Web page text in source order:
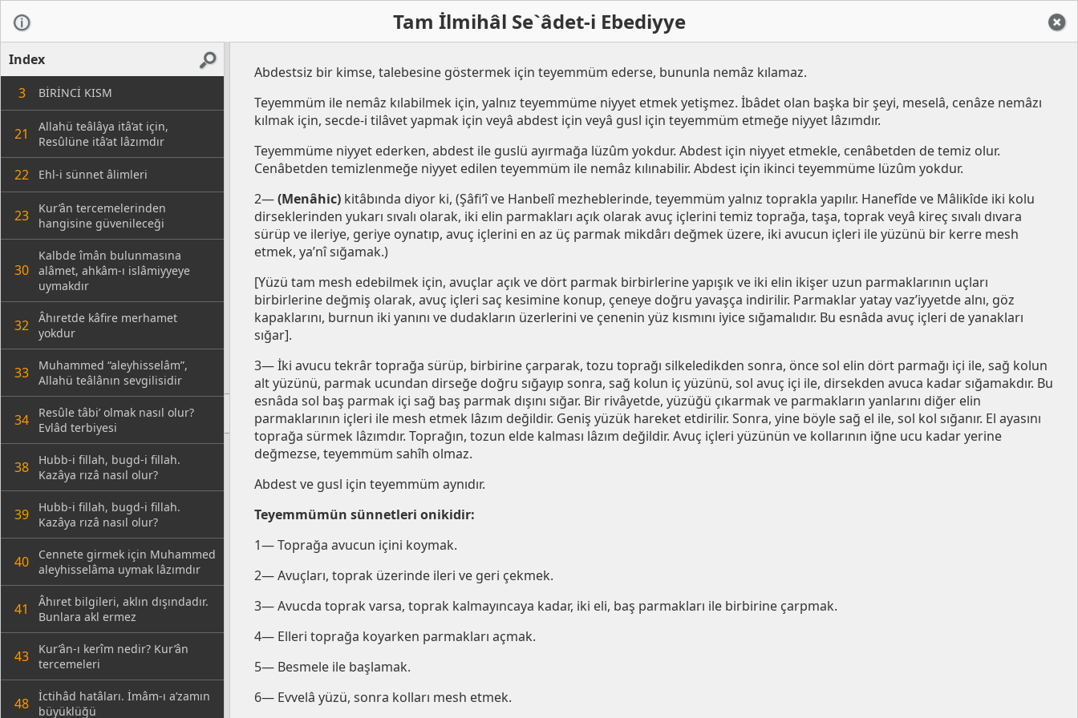
Tam İlmihâl Se`âdet-i Ebediyye
Index
3
BİRİNCİ KISM
21
Allahü teâlâya itâ’at için,
Resûlüne itâ’at lâzımdır
22 Ehl-i sünnet âlimleri
23
Kur’ân tercemelerinden
hangisine güvenileceği
30
Kalbde îmân bulunmasına
alâmet, ahkâm-ı islâmiyyeye
uymakdır
32
Âhıretde kâfire merhamet
yokdur
33
Muhammed “aleyhisselâm”,
Allahü teâlânın sevgilisidir
34
Resûle tâbi’ olmak nasıl olur?
Evlâd terbiyesi
38
Hubb-i fillah, bugd-i fillah.
Kazâya rızâ nasıl olur?
39
Hubb-i fillah, bugd-i fillah.
Kazâya rızâ nasıl olur?
40
Cennete girmek için Muhammed
aleyhisselâma uymak lâzımdır
41
Âhıret bilgileri, aklın dışındadır.
Bunlara akl ermez
43
Kur’ân-ı kerîm nedir? Kur’ân
tercemeleri
48
İctihâd hatâları. İmâm-ı a’zamın
büyüklüğü
Abdestsiz bir kimse, talebesine göstermek için teyemmüm ederse, bununla nemâz kılamaz.
Teyemmüm ile nemâz kılabilmek için, yalnız teyemmüme niyyet etmek yetişmez. İbâdet olan başka bir şeyi, meselâ, cenâze nemâzı
kılmak için, secde-i tilâvet yapmak için veyâ abdest için veyâ gusl için teyemmüm etmeğe niyyet lâzımdır.
Teyemmüme niyyet ederken, abdest ile guslü ayırmağa lüzûm yokdur. Abdest için niyyet etmekle, cenâbetden de temiz olur.
Cenâbetden temizlenmeğe niyyet edilen teyemmüm ile nemâz kılınabilir. Abdest için ikinci teyemmüme lüzûm yokdur.
2—(Menâhic) kitâbında diyor ki, (Şâfi’î ve Hanbelî mezheblerinde, teyemmüm yalnız toprakla yapılır. Hanefîde ve Mâlikîde iki kolu
dirseklerinden yukarı sıvalı olarak, iki elin parmakları açık olarak avuç içlerini temiz toprağa, taşa, toprak veyâ kireç sıvalı dıvara
sürüp ve ileriye, geriye oynatıp, avuç içlerini en az üç parmak mikdârı değmek üzere, iki avucun içleri ile yüzünü bir kerre mesh
etmek, ya’nî sığamak.)
[Yüzü tam mesh edebilmek için, avuçlar açık ve dört parmak birbirlerine yapışık ve iki elin ikişer uzun parmaklarının uçları
birbirlerine değmiş olarak, avuç içleri saç kesimine konup, çeneye doğru yavaşça indirilir. Parmaklar yatay vaz’iyyetde alnı, göz
kapaklarını, burnun iki yanını ve dudakların üzerlerini ve çenenin yüz kısmını iyice sığamalıdır. Bu esnâda avuç içleri de yanakları
sığar].
3— İki avucu tekrâr toprağa sürüp, birbirine çarparak, tozu toprağı silkeledikden sonra, önce sol elin dört parmağı içi ile, sağ kolun
alt yüzünü, parmak ucundan dirseğe doğru sığayıp sonra, sağ kolun iç yüzünü, sol avuç içi ile, dirsekden avuca kadar sığamakdır. Bu
esnâda sol baş parmak içi sağ baş parmak dışını sığar. Bir rivâyetde, yüzüğü çıkarmak ve parmakların yanlarını diğer elin
parmaklarının içleri ile mesh etmek lâzım değildir. Geniş yüzük hareket etdirilir. Sonra, yine böyle sağ el ile, sol kol sığanır. El ayasını
toprağa sürmek lâzımdır. Toprağın, tozun elde kalması lâzım değildir. Avuç içleri yüzünün ve kollarının iğne ucu kadar yerine
değmezse, teyemmüm sahîh olmaz.
Abdest ve gusl için teyemmüm aynıdır.
Teyemmümün sünnetleri onikidir:
1— Toprağa avucun içini koymak.
2— Avuçları, toprak üzerinde ileri ve geri çekmek.
3— Avucda toprak varsa, toprak kalmayıncaya kadar, iki eli, baş parmakları ile birbirine çarpmak.
4— Elleri toprağa koyarken parmakları açmak.
5— Besmele ile başlamak.
6— Evvelâ yüzü, sonra kolları mesh etmek.